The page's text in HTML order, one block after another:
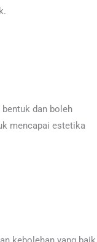
dan boleh
mencapai estetika